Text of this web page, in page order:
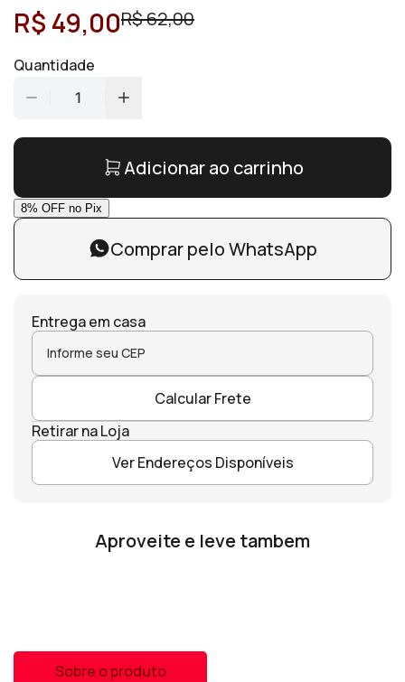
R$ 49,00R$ 62,00
Quantidade
1
Adicionar ao carrinho
Comprar pelo WhatsApp
Entrega em casa
Calcular Frete
Retirar na Loja
Ver Endereços Disponíveis
Aproveite e leve tambem
Sobre o produto